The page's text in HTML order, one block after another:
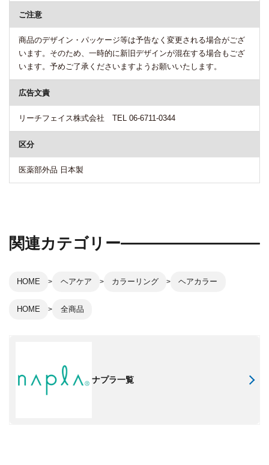
ご注意
商品のデザイン・パッケージ等は予告なく変更される場合がござ
います。そのため、一時的に新旧デザインが混在する場合もござ
います。予めご了承くださいますようお願いいたします。
広告文責
リーチフェイス株式会社 TEL 06-6711-0344
区分
医薬部外品 日本製
関連カテゴリー
HOME ヘアケア カラーリング ヘアカラー
HOME 全商品
ナプラ一覧